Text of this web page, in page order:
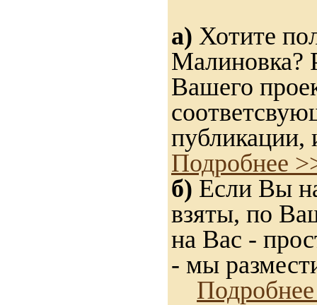
а) Хотите
Малиновка?
Вашего
публикации,
Подробнее
б) Если Вы
взяты, по
на Вас -
- мы